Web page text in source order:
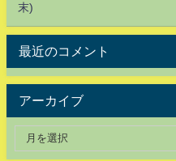
末)
最近のコメント
アーカイブ